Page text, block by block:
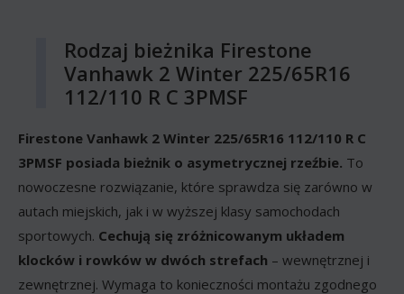
Rodzaj bieżnika Firestone
Vanhawk 2 Winter 225/65R16
112/110 R C 3PMSF
Firestone Vanhawk 2 Winter 225/65R16 112/110 R C
3PMSF posiada bieżnik o asymetrycznej rzeźbie. To
nowoczesne rozwiązanie, które sprawdza się zarówno w
autach miejskich, jak i w wyższej klasy samochodach
sportowych. Cechują się zróżnicowanym układem
klocków i rowków w dwóch strefach – wewnętrznej i
zewnętrznej. Wymaga to konieczności montażu zgodnego